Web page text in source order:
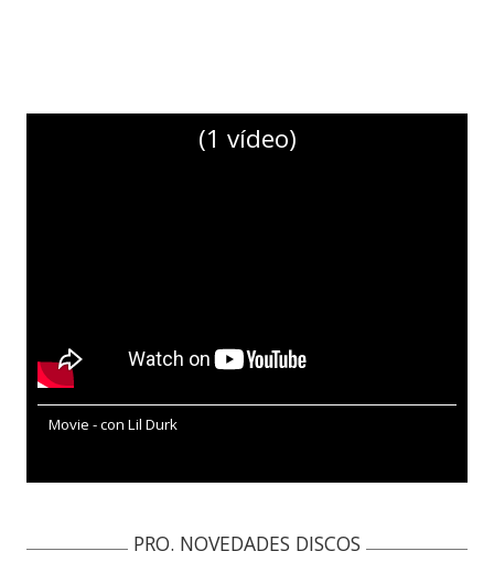
(1 vídeo)
Movie - con Lil Durk
PRO. NOVEDADES DISCOS